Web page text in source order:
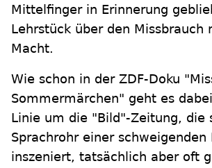
Mittelfinger in Erinnerung
Lehrstück über den Missbrauch
Macht.
Wie schon in der ZDF-Doku
Sommermärchen" geht es
Linie um die "Bild"-Zeitung, die
Sprachrohr einer schweigenden
inszeniert, tatsächlich aber oft